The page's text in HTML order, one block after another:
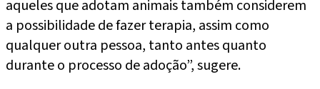
aqueles que adotam animais também considerem
a possibilidade de fazer terapia, assim como
qualquer outra pessoa, tanto antes quanto
durante o processo de adoção”, sugere.